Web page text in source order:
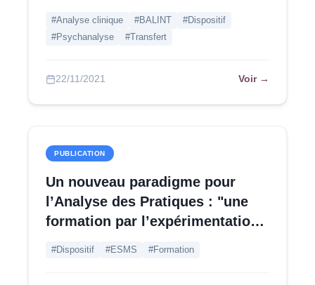
#Analyse clinique #BALINT
#Dispositif
#Psychanalyse
#Transfert
22/11/2021 Voir →
PUBLICATION
Un nouveau paradigme pour
l’Analyse des Pratiques : "une
formation par l’expérimentation"
#Dispositif #ESMS #Formation